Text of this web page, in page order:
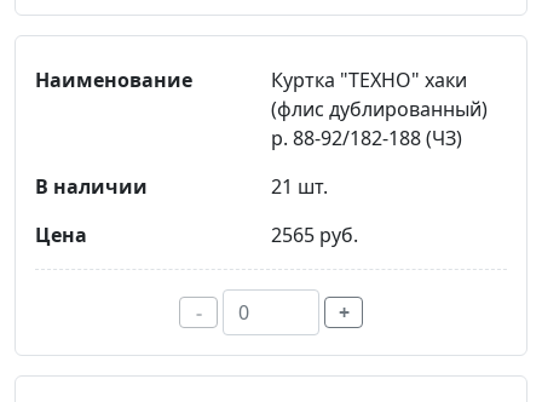
Куртка "ТЕХНО" хаки
(флис дублированный)
р. 88-92/182-188 (ЧЗ)
21 шт.
2565 руб.
- +